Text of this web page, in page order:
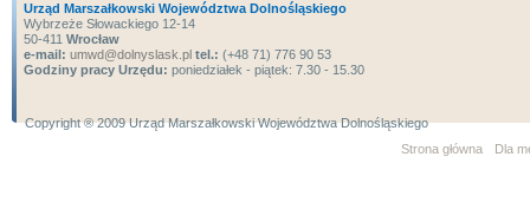
Urząd Marszałkowski Województwa Dolnośląskiego
Wybrzeże Słowackiego 12-14
50-411 Wrocław
e-mail: umwd@dolnyslask.pl tel.: (+48 71) 776 90 53
Godziny pracy Urzędu: poniedziałek - piątek: 7.30 - 15.30
Copyright ® 2009 Urząd Marszałkowski Województwa Dolnośląskiego
Strona główna
Dla